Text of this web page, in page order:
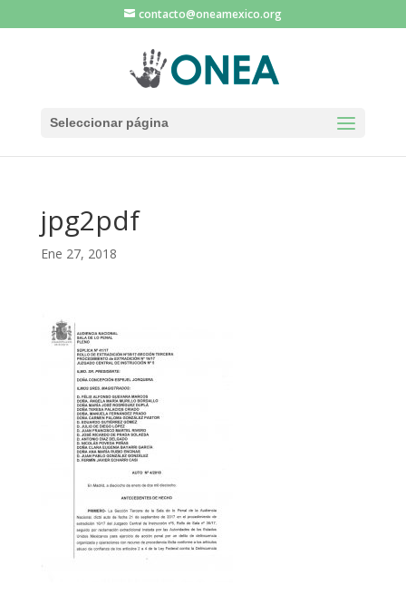
contacto@oneamexico.org
Seleccionar página
jpg2pdf
Ene 27, 2018